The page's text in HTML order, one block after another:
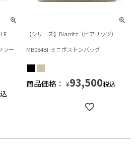
ラー
【シリーズ】Biarritz（ビアリッツ）
MB084BI-ミニボストンバッグ
商品価格： ¥93,500税込